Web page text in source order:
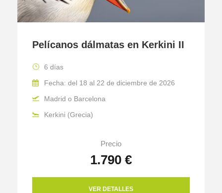
Pelícanos dálmatas en Kerkini II
6 días
Fecha: del 18 al 22 de diciembre de 2026
Madrid o Barcelona
Kerkini (Grecia)
Precio
1.790 €
VER DETALLES